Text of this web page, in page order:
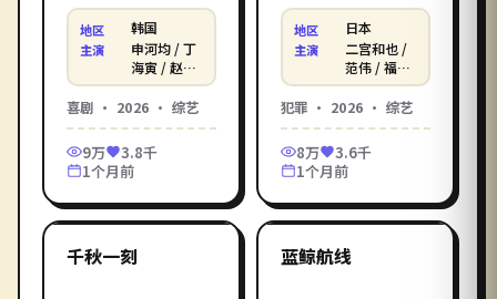
丁海寅 / 赵震雄倾情
演绎。退休警察重新
出山，跟年轻徒弟搭
档破案，槽点和笑点
齐飞。在影库电影在
线观看_在线观看电
影，无广告免费高清
在线观看。
地区 韩国
主演
申河均 / 丁
海寅 / 赵震
雄 等
喜剧 · 2026 · 综艺
9万
3.8千
1个月前
范伟 / 福山雅治倾情
演绎。法医通过一具
无名尸体倒推出一张
横跨三十年的犯罪
网。在影库电影在线
观看_在线观看电影，
无广告免费高清在线
观看。
地区 日本
主演
二宫和也 /
范伟 / 福山
雅治 等
犯罪 · 2026 · 综艺
8万
3.6千
1个月前
最新
千秋一刻 最新
蓝鲸航线